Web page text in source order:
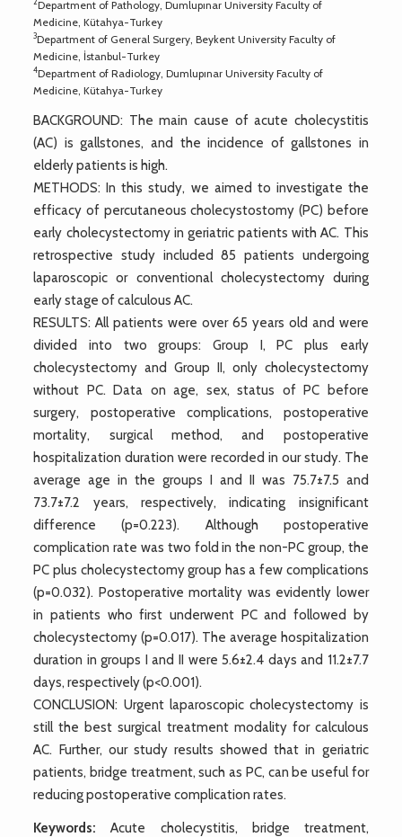
Department of Pathology, Dumlupınar University Faculty of
Medicine, Kütahya-Turkey
3Department of General Surgery, Beykent University Faculty of
Medicine, İstanbul-Turkey
4Department of Radiology, Dumlupınar University Faculty of
Medicine, Kütahya-Turkey
BACKGROUND: The main cause of acute cholecystitis
(AC) is gallstones, and the incidence of gallstones in
elderly patients is high.
METHODS: In this study, we aimed to investigate the
efficacy of percutaneous cholecystostomy (PC) before
early cholecystectomy in geriatric patients with AC. This
retrospective study included 85 patients undergoing
laparoscopic or conventional cholecystectomy during
early stage of calculous AC.
RESULTS: All patients were over 65 years old and were
divided into two groups: Group I, PC plus early
cholecystectomy and Group II, only cholecystectomy
without PC. Data on age, sex, status of PC before
surgery, postoperative complications, postoperative
mortality, surgical method, and postoperative
hospitalization duration were recorded in our study. The
average age in the groups I and II was 75.7±7.5 and
73.7±7.2 years, respectively, indicating insignificant
difference (p=0.223). Although postoperative
complication rate was two fold in the non-PC group, the
PC plus cholecystectomy group has a few complications
(p=0.032). Postoperative mortality was evidently lower
in patients who first underwent PC and followed by
cholecystectomy (p=0.017). The average hospitalization
duration in groups I and II were 5.6±2.4 days and 11.2±7.7
days, respectively (p<0.001).
CONCLUSION: Urgent laparoscopic cholecystectomy is
still the best surgical treatment modality for calculous
AC. Further, our study results showed that in geriatric
patients, bridge treatment, such as PC, can be useful for
reducing postoperative complication rates.
Keywords: Acute cholecystitis, bridge treatment,